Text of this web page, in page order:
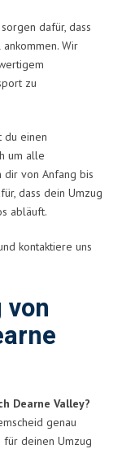
dafür, dass
Wir
zu
du einen
um alle
dir von Anfang bis
dass dein Umzug
abläuft.
kontaktiere uns
Dearne Valley?
genau
für deinen Umzug